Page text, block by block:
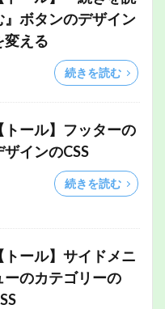
』ボタンのデザイン
変える
続きを読む
トール】フッターの
ザインのCSS
続きを読む
トール】サイドメニ
ーのカテゴリーの